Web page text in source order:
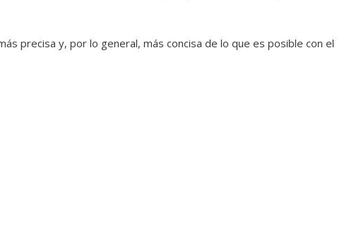
precisa y, por lo general, más concisa de lo que es posible con el